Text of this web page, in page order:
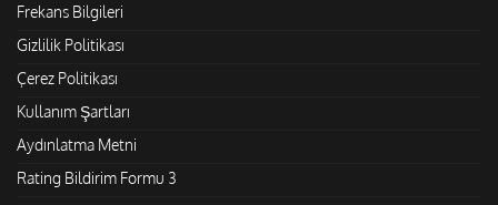
Frekans Bilgileri
Gizlilik Politikası
Çerez Politikası
Kullanım Şartları
Aydınlatma Metni
Rating Bildirim Formu 3